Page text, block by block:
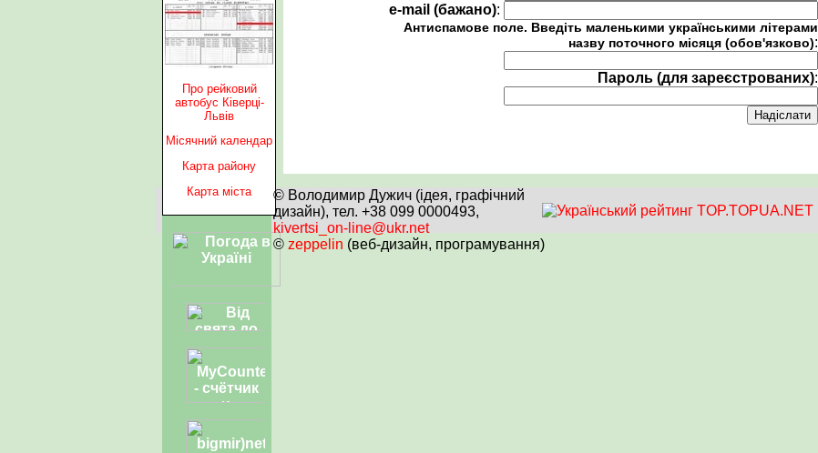
Про рейковий
автобус Ківерці-
Львів
Місячний календар
Карта району
Карта міста
e-mail (бажано):
Антиспамове поле. Введіть маленькими українськими літерами
назву поточного місяця (обов'язково):
Пароль (для зареєстрованих):
© Володимир Дужич (ідея, графічний
дизайн), тел. +38 099 0000493,
kivertsi_on-line@ukr.net
© zeppelin (веб-дизайн, програмування)